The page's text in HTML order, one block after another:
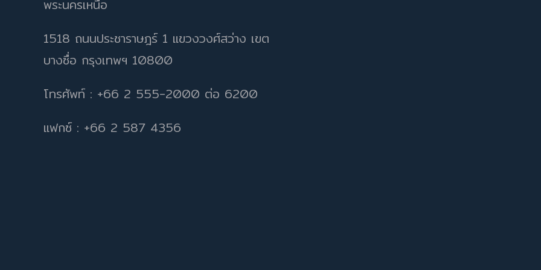
พระนครเหนือ
1518 ถนนประชาราษฎร์ 1 แขวงวงศ์สว่าง เขต
บางซื่อ กรุงเทพฯ 10800
โทรศัพท์ : +66 2 555-2000 ต่อ 6200
แฟกซ์ : +66 2 587 4356